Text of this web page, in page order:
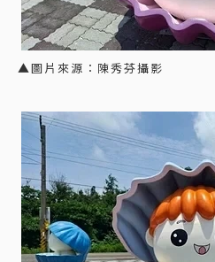
▲圖片來源：陳秀芬攝影